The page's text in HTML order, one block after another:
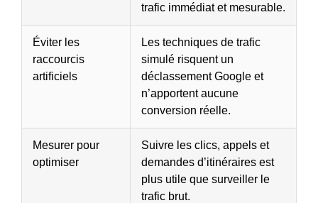
trafic immédiat et mesurable.
Éviter les
raccourcis
artificiels
Les techniques de trafic
simulé risquent un
déclassement Google et
n’apportent aucune
conversion réelle.
Mesurer pour
optimiser
Suivre les clics, appels et
demandes d’itinéraires est
plus utile que surveiller le
trafic brut.